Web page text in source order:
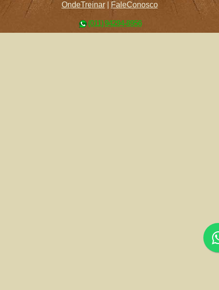
OndeTreinar| FaleConosco
(011) 94294-8956